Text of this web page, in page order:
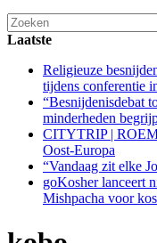
Laatste
Religieuze
tijdens conferentie
“Besnijdenisdebat
minderheden
CITYTRIP |
Oost-Europa
“Vandaag zit elke
goKosher lanceert
Mishpacha voor